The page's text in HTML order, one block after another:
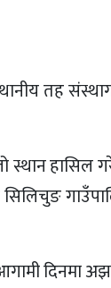
तह
स्थान
सिलिचुङ
दिनमा अझ